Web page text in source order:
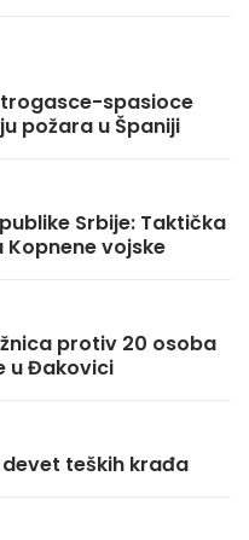
spasioce
požara u Španiji
Srbije: Taktička
vojske
protiv 20 osoba
u Đakovici
devet teških krađa